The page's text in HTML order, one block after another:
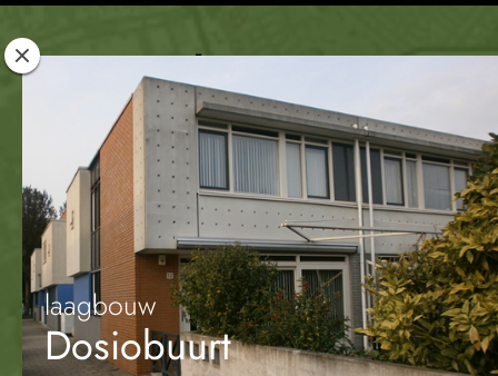
Rotterdam
Woont
laagbouw
Dosiobuurt